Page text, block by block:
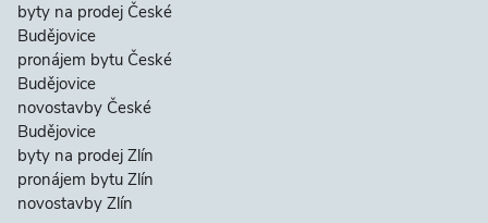
byty na prodej České
Budějovice
pronájem bytu České
Budějovice
novostavby České
Budějovice
byty na prodej Zlín
pronájem bytu Zlín
novostavby Zlín